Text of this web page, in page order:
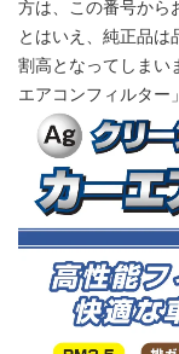
方は、この番号から
とはいえ、純正品
割高となってしまい
エアコンフィルター